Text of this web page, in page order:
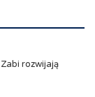
rozwijają